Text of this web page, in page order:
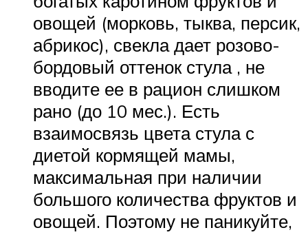
овощей (морковь, тыква, персик,
абрикос), свекла дает розово-
бордовый оттенок стула , не
вводите ее в рацион слишком
рано (до 10 мес.). Есть
взаимосвязь цвета стула с
диетой кормящей мамы,
максимальная при наличии
большого количества фруктов и
овощей. Поэтому не паникуйте,